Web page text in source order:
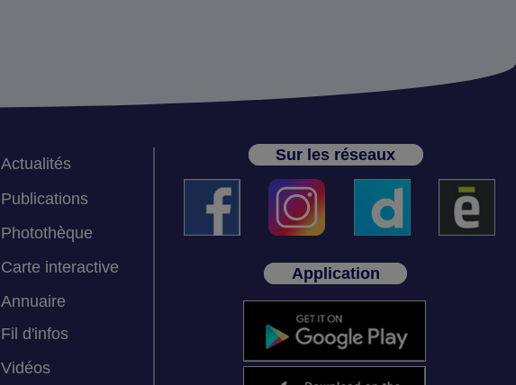
Actualités
Publications
Photothèque
Carte interactive
Annuaire
Fil d'infos
Vidéos
Sur les réseaux
Application